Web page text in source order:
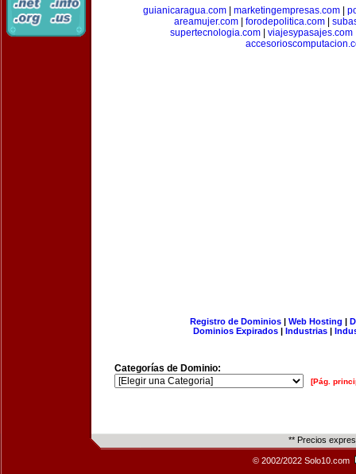
guianicaragua.com
marketingempresas.com
areamujer.com
forodepolitica.com
supertecnologia.com| viajesypasajes.com
Registro de Dominios| Web Hosting |
Dominios Expirados | Industrias |
Categorías de Dominio:
[Pág.
** Precios
© 2002/2022 Solo10.com